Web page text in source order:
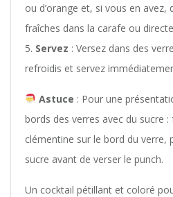
ou d’orange et, si vous en avez,
fraîches dans la carafe ou
Servez : Versez dans des
refroidis et servez
Astuce : Pour une
bords des verres avec du sucre
clémentine sur le bord du verre,
sucre avant de verser le punch.
Un cocktail pétillant et coloré